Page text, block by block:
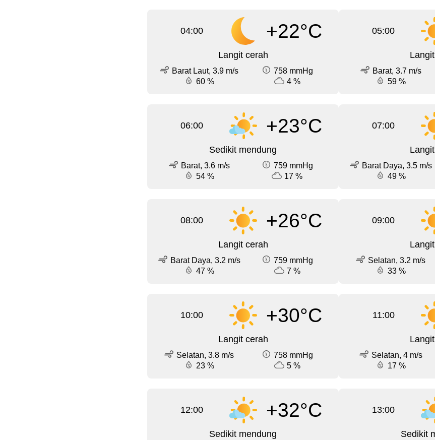
04:00 +22°C
Langit cerah
Barat Laut, 3.9 m/s
758 mmHg
60 %
4 %
05:00
Barat, 3.7 m/s
59 %
06:00 +23°C
Sedikit mendung
Barat, 3.6 m/s
759 mmHg
54 %
17 %
07:00
Barat Daya, 3.5 m/s
49 %
08:00 +26°C
Langit cerah
Barat Daya, 3.2 m/s
759 mmHg
47 %
7 %
09:00
Selatan, 3.2 m/s
33 %
10:00 +30°C
Langit cerah
Selatan, 3.8 m/s
758 mmHg
23 %
5 %
11:00
Selatan, 4 m/s
17 %
12:00 +32°C
Sedikit mendung
13:00
Sedikit